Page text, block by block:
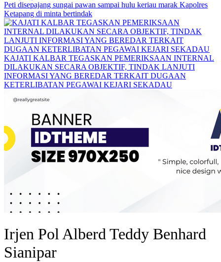
Peti disepajang sungai pawan sampai hulu keriau marak Kapolres
Ketapang di minta bertindak
KAJATI KALBAR TEGASKAN PEMERIKSAAN INTERNAL
DILAKUKAN SECARA OBJEKTIF, TINDAK LANJUTI
INFORMASI YANG BEREDAR TERKAIT DUGAAN
KETERLIBATAN PEGAWAI KEJARI SEKADAU
Irjen Pol Alberd Teddy Benhard
Sianipar